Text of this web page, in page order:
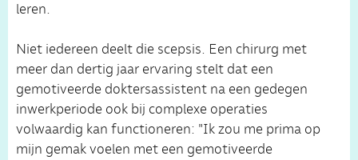
leren.
Niet iedereen deelt die scepsis. Een chirurg met
meer dan dertig jaar ervaring stelt dat een
gemotiveerde doktersassistent na een gedegen
inwerkperiode ook bij complexe operaties
volwaardig kan functioneren: "Ik zou me prima op
mijn gemak voelen met een gemotiveerde